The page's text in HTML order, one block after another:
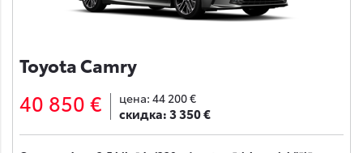
Toyota Camry
40 850 € цена: 44 200 €
скидка:3 350 €